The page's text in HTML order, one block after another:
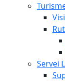
Servei